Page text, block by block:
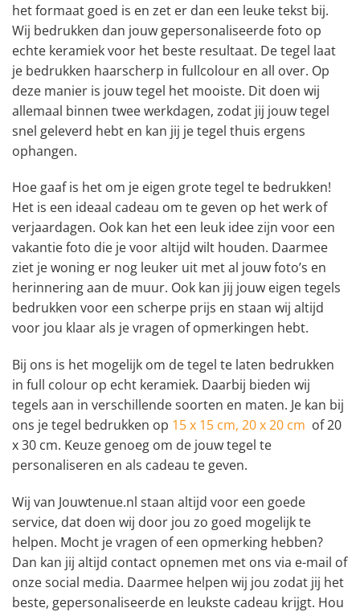
het formaat goed is en zet er dan een leuke tekst bij.
Wij bedrukken dan jouw gepersonaliseerde foto op
echte keramiek voor het beste resultaat. De tegel laat
je bedrukken haarscherp in fullcolour en all over. Op
deze manier is jouw tegel het mooiste. Dit doen wij
allemaal binnen twee werkdagen, zodat jij jouw tegel
snel geleverd hebt en kan jij je tegel thuis ergens
ophangen.
Hoe gaaf is het om je eigen grote tegel te bedrukken!
Het is een ideaal cadeau om te geven op het werk of
verjaardagen. Ook kan het een leuk idee zijn voor een
vakantie foto die je voor altijd wilt houden. Daarmee
ziet je woning er nog leuker uit met al jouw foto’s en
herinnering aan de muur. Ook kan jij jouw eigen tegels
bedrukken voor een scherpe prijs en staan wij altijd
voor jou klaar als je vragen of opmerkingen hebt.
Bij ons is het mogelijk om de tegel te laten bedrukken
in full colour op echt keramiek. Daarbij bieden wij
tegels aan in verschillende soorten en maten. Je kan bij
ons je tegel bedrukken op 15 x 15 cm, 20 x 20 cm of 20
x 30 cm. Keuze genoeg om de jouw tegel te
personaliseren en als cadeau te geven.
Wij van Jouwtenue.nl staan altijd voor een goede
service, dat doen wij door jou zo goed mogelijk te
helpen. Mocht je vragen of een opmerking hebben?
Dan kan jij altijd contact opnemen met ons via e-mail of
onze social media. Daarmee helpen wij jou zodat jij het
beste, gepersonaliseerde en leukste cadeau krijgt. Hou